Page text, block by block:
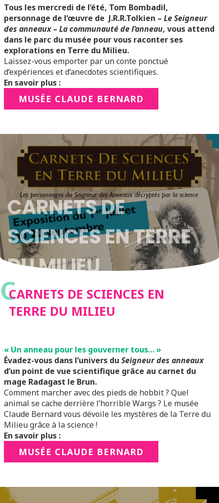
Tous les mercredi de l’été, Tom Bombadil,
personnage de l’œuvre de J.R.R.Tolkien – Le Seigneur
des anneaux – La communauté de l’anneau, vous attend
dans le parc du musée pour vous raconter ses
explorations en Terre du Milieu.
Laissez-vous emporter par un conte ponctué
d’expériences et d’anecdotes scientifiques.
En savoir plus :
MUSÉE CLAUDE BERNARD
CARNETS DE
SCIENCES EN TERRE
DU MILIEU
CCARNETS DE SCIENCES EN
TERRE DU MILIEU
« Un anneau pour les gouverner tous… »
Évadez-vous dans l’univers du Seigneur des anneaux
d’un point de vue scientifique grâce au carnet du
mage Radagast le Brun.
Comment marcher avec des pieds de hobbit ? Quel
animal se cache derrière l’horrible Wargs ? Le musée
Claude Bernard vous dévoile les mystères de la Terre du
Milieu grâce à la science !
En savoir plus :
MUSÉE CLAUDE BERNARD